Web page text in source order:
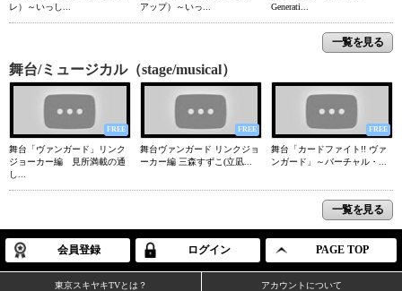
レ）～いっし...
アップ）～いっ...
Generati...
一覧を見る
舞台/ミュージカル（stage/musical）
FREE
舞台「ヴァンガード」リンク
ジョーカー編 見所満載の通
し...
FREE
舞台ヴァンガード リンクジョ
ーカー編 三森すずこ(立凪...
FREE
舞台「カードファイト!! ヴァ
ンガード」～バーチャル・...
一覧を見る
会員登録 ログイン PAGE TOP
東京スキヤキTVとは？ アカウントについて